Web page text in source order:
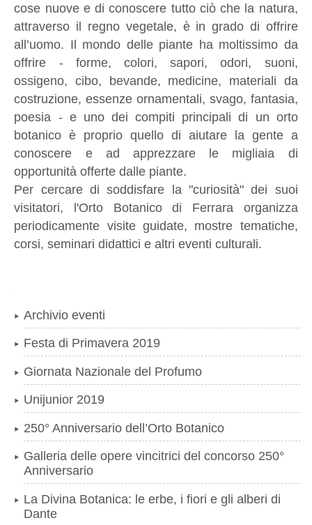
cose nuove e di conoscere tutto ciò che la natura,
attraverso il regno vegetale, è in grado di offrire
all’uomo. Il mondo delle piante ha moltissimo da
offrire - forme, colori, sapori, odori, suoni,
ossigeno, cibo, bevande, medicine, materiali da
costruzione, essenze ornamentali, svago, fantasia,
poesia - e uno dei compiti principali di un orto
botanico è proprio quello di aiutare la gente a
conoscere e ad apprezzare le migliaia di
opportunità offerte dalle piante.
Per cercare di soddisfare la "curiosità" dei suoi
visitatori, l'Orto Botanico di Ferrara organizza
periodicamente visite guidate, mostre tematiche,
corsi, seminari didattici e altri eventi culturali.
Archivio eventi
Festa di Primavera 2019
Giornata Nazionale del Profumo
Unijunior 2019
250° Anniversario dell’Orto Botanico
Galleria delle opere vincitrici del concorso 250°
Anniversario
La Divina Botanica: le erbe, i fiori e gli alberi di
Dante